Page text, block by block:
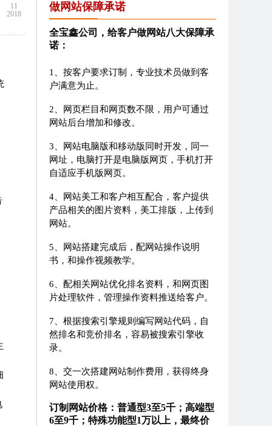
11
2018
做网站保障承诺
全宝鑫公司，给客户做网站八大保障承
诺：
1、按客户要求订制，专业技术员做到客
户满意为止。
2、网页栏目和网页数不限，用户可通过
网站后台增加和修改。
3、网站电脑版和移动版同时开发，同一
网址，电脑打开是电脑版网页，手机打开
自适应手机版网页。
4、网站美工和客户相互配合，客户提供
产品相关的图片资料，美工排版，上传到
网站。
5、网站搭建完成后，配网站操作说明
书，和操作视频教学。
6、配相关网站优化排名资料，和网页图
片处理软件，管理操作资料推送给客户。
7、根据搜索引擎规则编写网站代码，自
然排名和竞价排名，容易被搜索引擎收
录。
8、交一次搭建网站制作费用，获得终身
网站使用权。
订制网站价格：普通型3至5千；高端型
6至9千；特殊功能型1万以上，最终价